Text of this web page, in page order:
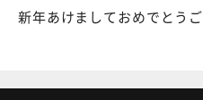
新年あけましておめでとう